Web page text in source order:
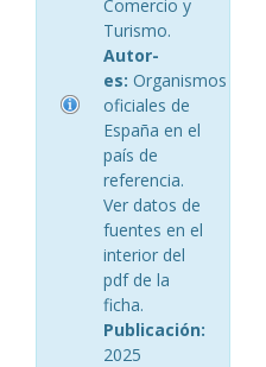
Comercio y
Turismo.
Autor-
es: Organismos
oficiales de
España en el
país de
referencia.
Ver datos de
fuentes en el
interior del
pdf de la
ficha.
Publicación:
2025